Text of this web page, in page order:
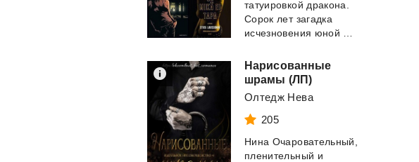
татуировкой дракона.
Сорок лет загадка
Нарисованные
шрамы (ЛП)
Олтедж Нева
205
Нина Очаровательный,
пленительный и